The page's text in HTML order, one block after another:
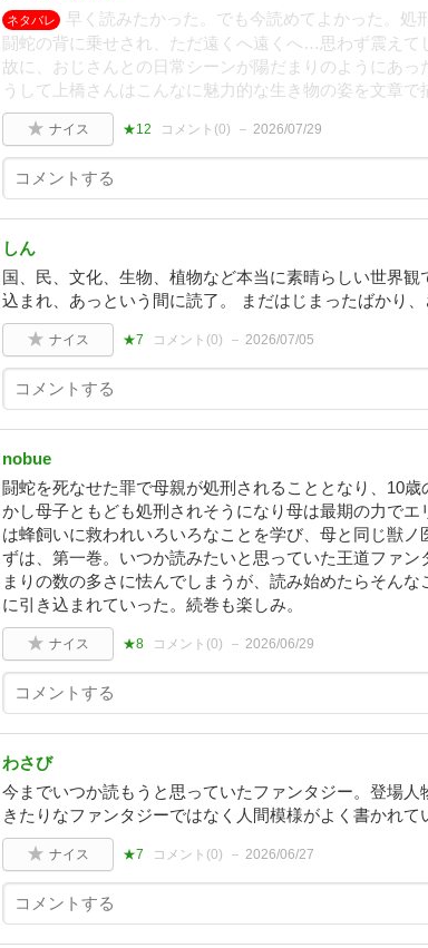
ネタバレ
早く読みたかった。でも今読めてよかった。処
闘蛇の背に乗せされ、ただ遠くへ遠くへ…思わず震えて
故に、おじさんとの日常シーンが陽だまりのようにあ
うして上橋さんはこんなに魅力的な生き物の姿を文章で
ナイス ★12 コメント(0) 2026/07/29
しん
国、民、文化、生物、植物など本当に素晴らしい世界観
込まれ、あっという間に読了。 まだはじまったばかり、
ナイス ★7 コメント(0) 2026/07/05
nobue
闘蛇を死なせた罪で母親が処刑されることとなり、10
かし母子ともども処刑されそうになり母は最期の力で
は蜂飼いに救われいろいろなことを学び、母と同じ獣ノ
ずは、第一巻。いつか読みたいと思っていた王道ファ
まりの数の多さに怯んでしまうが、読み始めたらそん
に引き込まれていった。続巻も楽しみ。
ナイス ★8 コメント(0) 2026/06/29
わさび
今までいつか読もうと思っていたファンタジー。登場人
きたりなファンタジーではなく人間模様がよく書かれて
ナイス ★7 コメント(0) 2026/06/27